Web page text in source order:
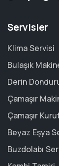
Servisler
Klima Servisi
Bulaşık
Derin
Çamaşır
Çamaşır
Beyaz Eşya
Buzdolabı